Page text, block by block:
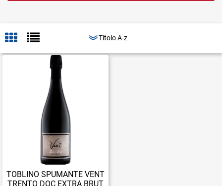
TOBLINO SPUMANTE VENT
TRENTO DOC EXTRA BRUT